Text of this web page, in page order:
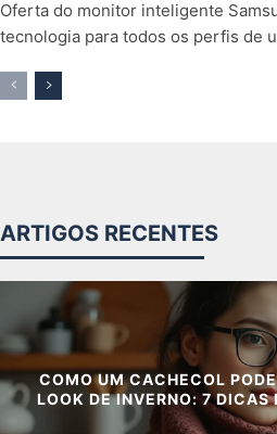
Oferta do monitor inteligente
tecnologia para todos os perfis de
ARTIGOS RECENTES
COMO UM CACHECOL
LOOK DE INVERNO: 7 DICAS